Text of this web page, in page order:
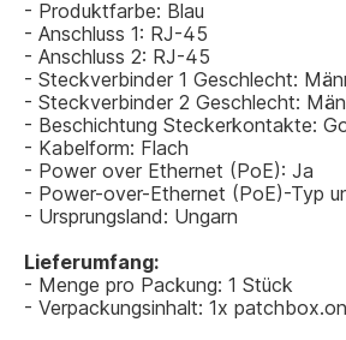
- Produktfarbe: Blau
- Anschluss 1: RJ-45
- Anschluss 2: RJ-45
- Steckverbinder 1 Geschlecht:
- Steckverbinder 2 Geschlecht:
- Beschichtung Steckerkontakte:
- Kabelform: Flach
- Power over Ethernet (PoE): Ja
- Power-over-Ethernet (PoE)-Typ
- Ursprungsland: Ungarn
Lieferumfang:
- Menge pro Packung: 1 Stück
- Verpackungsinhalt: 1x